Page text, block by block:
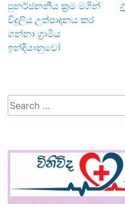
පුනර්ජනනීය ක්‍රම මගින්
විදුලිය උත්පාදනය කර
ගන්නා ග්‍රාමීය
ඉන්දියානුවෝ